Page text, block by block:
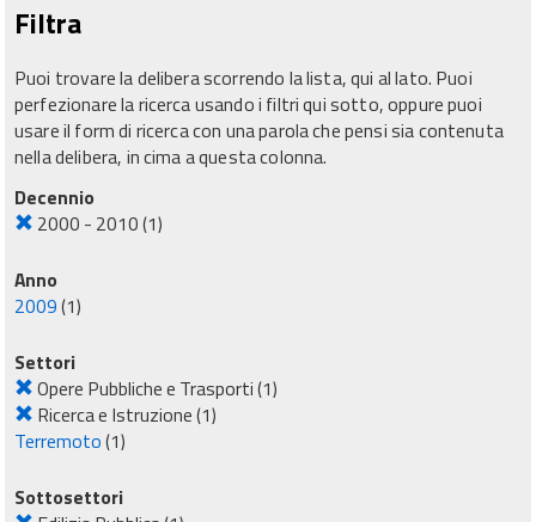
Filtra
Puoi trovare la delibera scorrendo la lista, qui al lato. Puoi
perfezionare la ricerca usando i filtri qui sotto, oppure puoi
usare il form di ricerca con una parola che pensi sia contenuta
nella delibera, in cima a questa colonna.
Decennio
2000 - 2010(1)
Anno
2009(1)
Settori
Opere Pubbliche e Trasporti(1)
Ricerca e Istruzione(1)
Terremoto(1)
Sottosettori